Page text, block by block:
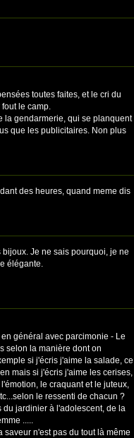
toutes faites, et le cri du
le camp.
la gendarmerie, qui se planquent
que les publicitaires. Non plus
des heures, quand meme dis
Je ne sais pourquoi, je ne
élégante.
général avec parcimonie - Le
selon la manière dont on
si j'écris j'aime la salade, ce
mais si j'écris j'aime les cerises,
le craquant et le juteux,
le ressenti de chacun ?
jardinier à l'adolescent, de la
.....
saveur n'est pas du tout là même